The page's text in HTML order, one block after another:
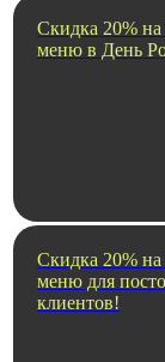
Скидка 20%
меню в День
Скидка 20%
меню для
клиентов!